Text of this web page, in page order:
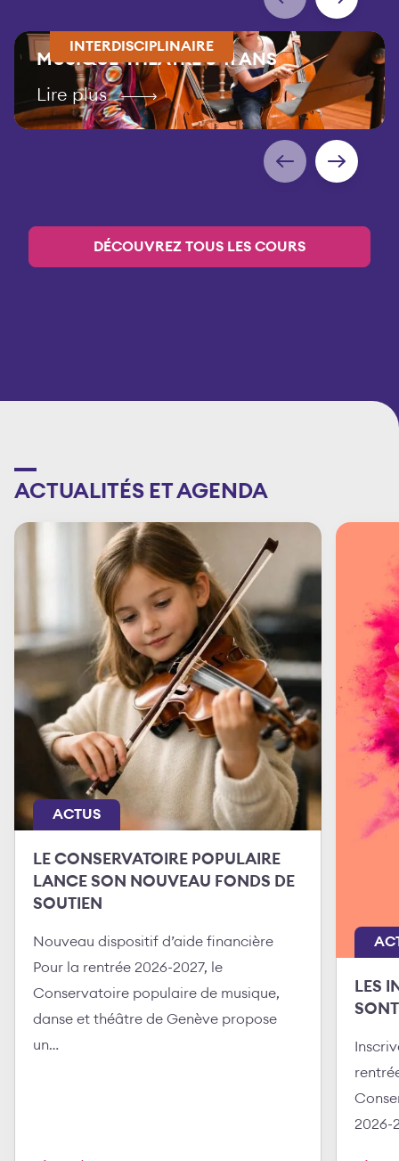
INTERDISCIPLINAIRE
MUSIQUE-THÉÂTRE 8-11 ANS
Lire plus
DÉCOUVREZ TOUS LES COURS
ACTUALITÉS ET AGENDA
ACTUS
LE CONSERVATOIRE POPULAIRE
LANCE SON NOUVEAU FONDS DE
SOUTIEN
Nouveau dispositif d’aide financière
Pour la rentrée 2026-2027, le
Conservatoire populaire de musique,
danse et théâtre de Genève propose
un…
LES
2026-